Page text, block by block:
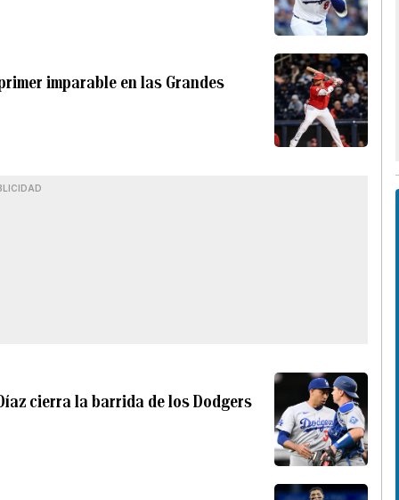
imparable en las Grandes
cierra la barrida de los Dodgers